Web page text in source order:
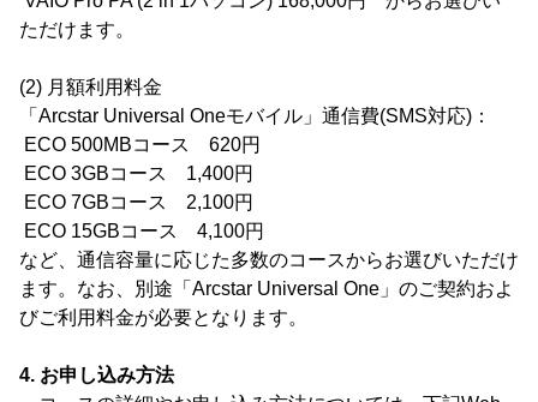
ただけます。
(2) 月額利用料金
「Arcstar Universal Oneモバイル」通信費(SMS対応)：
ECO 500MBコース 620円
ECO 3GBコース 1,400円
ECO 7GBコース 2,100円
ECO 15GBコース 4,100円
など、通信容量に応じた多数のコースからお選びいただけ
ます。なお、別途「Arcstar Universal One」のご契約およ
びご利用料金が必要となります。
4. お申し込み方法